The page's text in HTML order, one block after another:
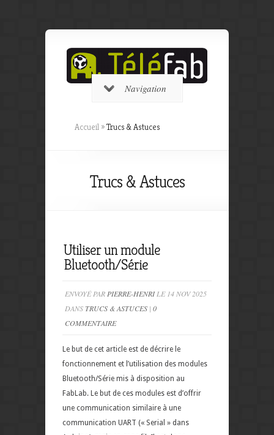
Navigation
Accueil »Trucs & Astuces
Trucs & Astuces
Utiliser un module
Bluetooth/Série
ENVOYÉ PAR PIERRE-HENRILE 14 NOV 2025
DANSTRUCS & ASTUCES | 0
COMMENTAIRE
Le but de cet article est de décrire le
fonctionnement et l’utilisation des modules
Bluetooth/Série mis à disposition au
FabLab. Le but de ces modules est d’offrir
une communication similaire à une
communication UART (« Serial » dans